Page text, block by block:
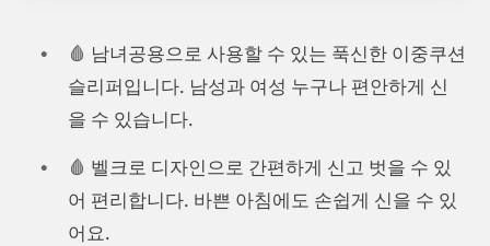
🩸 남녀공용으로 사용할 수 있는 푹신한 이중쿠션
슬리퍼입니다. 남성과 여성 누구나 편안하게 신
을 수 있습니다.
🩸 벨크로 디자인으로 간편하게 신고 벗을 수 있
어 편리합니다. 바쁜 아침에도 손쉽게 신을 수 있
어요.